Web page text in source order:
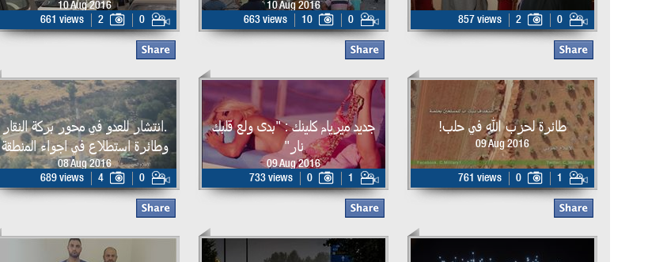
857 views 2 0
10 Aug 2016
663 views
10 0
10 Aug 2016
661 views
2 0
طائرة لحزب الله في حلب!
09 Aug 2016
761 views 0 1
جديد ميريام كلينك : "بدى ولع قلبك
نار"
09 Aug 2016
733 views
0 1
.انتشار للعدو في محور بركة النقار
وطائرة استطلاع في اجواء المنطقة
08 Aug 2016
689 views
4 0